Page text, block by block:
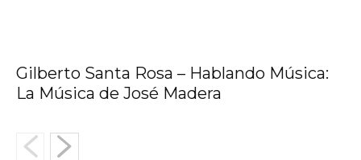
Gilberto Santa Rosa – Hablando Música:
La Música de José Madera